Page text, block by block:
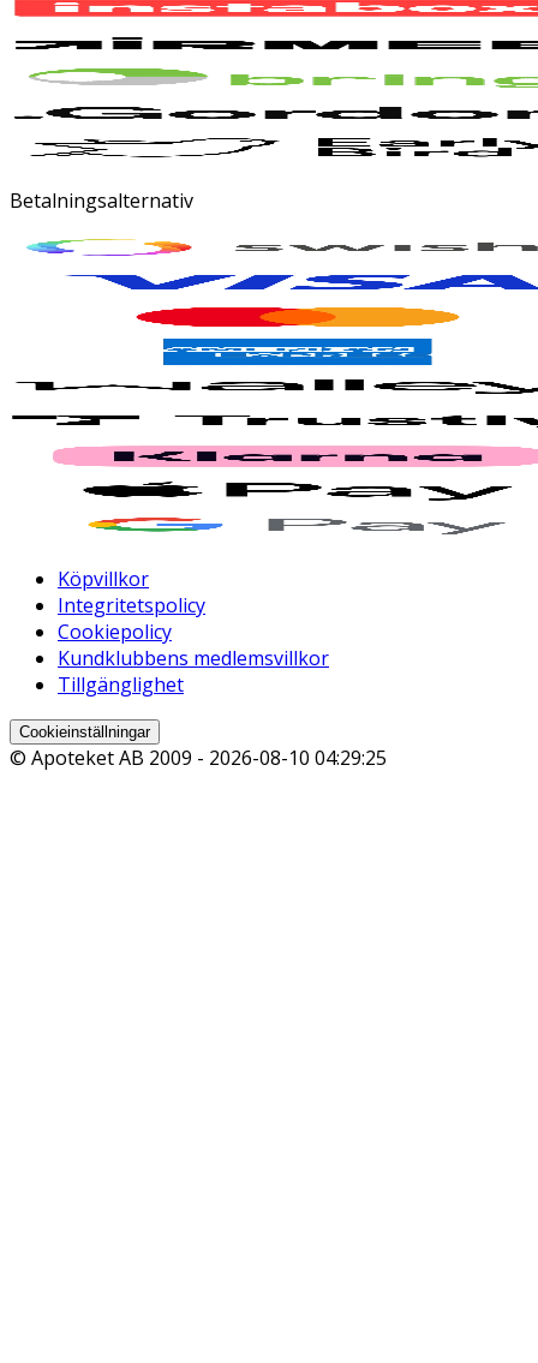
Betalningsalternativ
Köpvillkor
Integritetspolicy
Cookiepolicy
Kundklubbens medlemsvillkor
Tillgänglighet
Cookieinställningar
© Apoteket AB 2009 - 2026-08-10 04:29:25